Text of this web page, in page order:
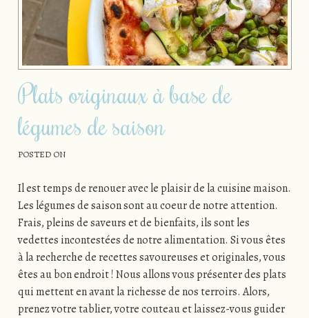
Plats originaux à base de
légumes de saison
POSTED ON
Il est temps de renouer avec le plaisir de la cuisine maison.
Les légumes de saison sont au coeur de notre attention.
Frais, pleins de saveurs et de bienfaits, ils sont les
vedettes incontestées de notre alimentation. Si vous êtes
à la recherche de recettes savoureuses et originales, vous
êtes au bon endroit ! Nous allons vous présenter des plats
qui mettent en avant la richesse de nos terroirs. Alors,
prenez votre tablier, votre couteau et laissez-vous guider